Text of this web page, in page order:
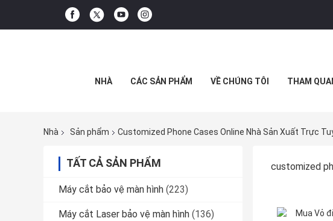
NHÀ CÁC SẢN PHẨM VỀ CHÚNG TÔI THAM
Nhà Sản phẩm Customized Phone Cases Online Nhà Sản Xuất Trực
TẤT CẢ SẢN PHẨM
Máy cắt bảo vệ màn hình (223)
Máy cắt Laser bảo vệ màn hình (136)
customized